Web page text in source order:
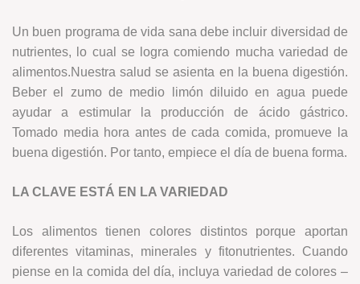
Un buen programa de vida sana debe incluir diversidad de
nutrientes, lo cual se logra comiendo mucha variedad de
alimentos.Nuestra salud se asienta en la buena digestión.
Beber el zumo de medio limón diluido en agua puede
ayudar a estimular la producción de ácido gástrico.
Tomado media hora antes de cada comida, promueve la
buena digestión. Por tanto, empiece el día de buena forma.
LA CLAVE ESTÁ EN LA VARIEDAD
Los alimentos tienen colores distintos porque aportan
diferentes vitaminas, minerales y fitonutrientes. Cuando
piense en la comida del día, incluya variedad de colores –